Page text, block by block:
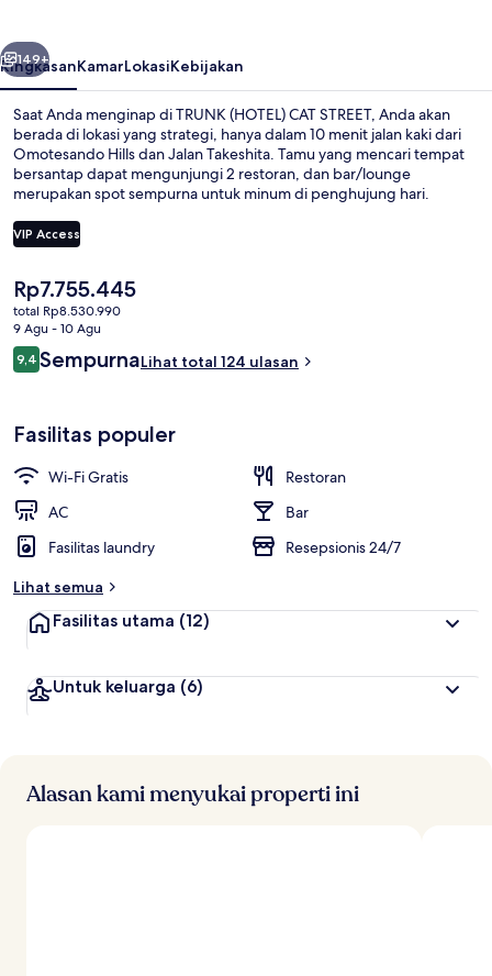
Berikutnya
149+
RingkasanKamarLokasiKebijakan
Saat Anda menginap di TRUNK (HOTEL) CAT STREET, Anda akan
berada di lokasi yang strategi, hanya dalam 10 menit jalan kaki dari
Omotesando Hills dan Jalan Takeshita. Tamu yang mencari tempat
bersantap dapat mengunjungi 2 restoran, dan bar/lounge
merupakan spot sempurna untuk minum di penghujung hari.
berada dekat dengan transportasi umum: Stasiun Shibuya berjarak
5 menit dan Stasiun Meiji-jingumae berjarak 8 menit.
VIP Access
Harga
saat
ini
Rp7.755.445
Rp7.755.445
total Rp8.530.990
9 Agu - 10 Agu
Ulasan
9,49,4 dari 10
SempurnaLihat total 124 ulasan
Fasilitas populer
Wi-Fi Gratis
Restoran
AC
Bar
Fasilitas laundry
Resepsionis 24/7
Lihat semua
Fasilitas utama (12)
Untuk keluarga (6)
Alasan kami menyukai properti ini